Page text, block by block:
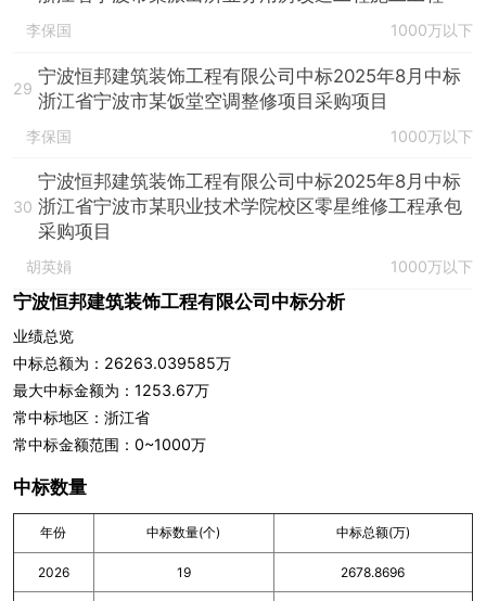
李保国 1000万以下
29
宁波恒邦建筑装饰工程有限公司中标2025年8月中标
浙江省宁波市某饭堂空调整修项目采购项目
李保国 1000万以下
30
宁波恒邦建筑装饰工程有限公司中标2025年8月中标
浙江省宁波市某职业技术学院校区零星维修工程承包
采购项目
胡英娟 1000万以下
宁波恒邦建筑装饰工程有限公司中标分析
业绩总览
中标总额为：26263.039585万
最大中标金额为：1253.67万
常中标地区：浙江省
常中标金额范围：0~1000万
中标数量
年份 中标数量(个) 中标总额(万)
2026 19 2678.8696